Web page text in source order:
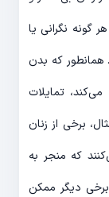
نگرانی یا
که بدن
تمایلات
برخی از زنان
که منجر به
دیگر ممکن